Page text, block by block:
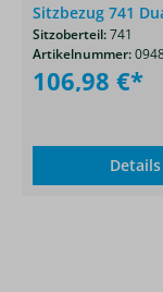
Sitzbezug 741
Sitzoberteil:741
Artikelnummer:
106,98 €*
Details